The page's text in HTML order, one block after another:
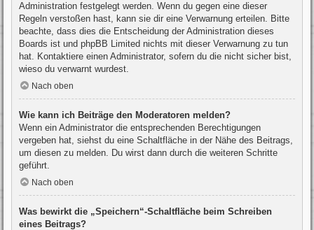
Administration festgelegt werden. Wenn du gegen eine dieser
Regeln verstoßen hast, kann sie dir eine Verwarnung erteilen. Bitte
beachte, dass dies die Entscheidung der Administration dieses
Boards ist und phpBB Limited nichts mit dieser Verwarnung zu tun
hat. Kontaktiere einen Administrator, sofern du die nicht sicher bist,
wieso du verwarnt wurdest.
Nach oben
Wie kann ich Beiträge den Moderatoren melden?
Wenn ein Administrator die entsprechenden Berechtigungen
vergeben hat, siehst du eine Schaltfläche in der Nähe des Beitrags,
um diesen zu melden. Du wirst dann durch die weiteren Schritte
geführt.
Nach oben
Was bewirkt die „Speichern“-Schaltfläche beim Schreiben
eines Beitrags?